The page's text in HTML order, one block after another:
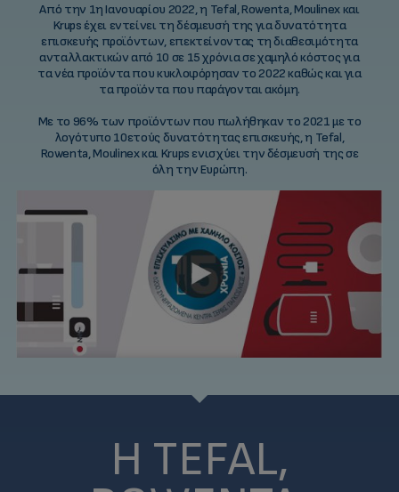
Από την 1η Ιανουαρίου 2022, η Tefal, Rowenta, Moulinex και
Krups έχει εντείνει τη δέσμευσή της για δυνατότητα
επισκευής προϊόντων, επεκτείνοντας τη διαθεσιμότητα
ανταλλακτικών από 10 σε 15 χρόνια σε χαμηλό κόστος για
τα νέα προϊόντα που κυκλοφόρησαν το 2022 καθώς και για
τα προϊόντα που παράγονται ακόμη.
Με το 96% των προϊόντων που πωλήθηκαν το 2021 με το
λογότυπο 10ετούς δυνατότητας επισκευής, η Tefal,
Rowenta, Moulinex και Krups ενισχύει την δέσμευσή της σε
όλη την Ευρώπη.
Η TEFAL,